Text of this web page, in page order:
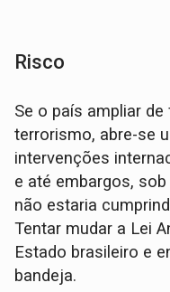
Risco
Se o país ampliar
terrorismo, abre-se
intervenções
e até embargos,
não estaria
Tentar mudar a Lei
Estado brasileiro e
bandeja.